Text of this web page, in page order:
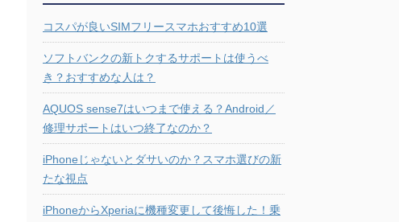
コスパが良いSIMフリースマホおすすめ10選
ソフトバンクの新トクするサポートは使うべ
き？おすすめな人は？
AQUOS sense7はいつまで使える？Android／
修理サポートはいつ終了なのか？
iPhoneじゃないとダサいのか？スマホ選びの新
たな視点
iPhoneからXperiaに機種変更して後悔した！乗